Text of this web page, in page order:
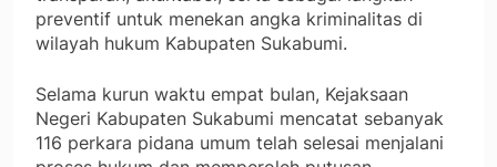
preventif untuk menekan angka kriminalitas di
wilayah hukum Kabupaten Sukabumi.
Selama kurun waktu empat bulan, Kejaksaan
Negeri Kabupaten Sukabumi mencatat sebanyak
116 perkara pidana umum telah selesai menjalani